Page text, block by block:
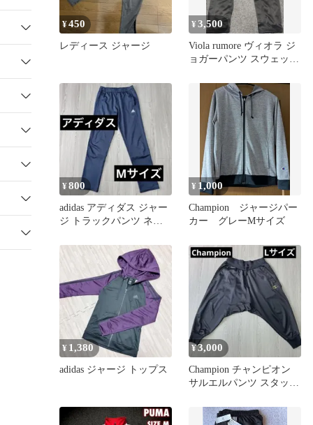
¥450
レディース ジャージ
¥3,500
Viola rumore ヴィオラ ジ
ョガーパンツ スウェット
¥800
adidas アディダス ジャー
ジ トラックパンツ ネイ
¥ 1,000
Champion ジャージパー
カー グレーМサイズ
¥ 1,380
adidas ジャージ トップス
¥3,000
Champion チャンピオン
サルエルパンツ スタッズ